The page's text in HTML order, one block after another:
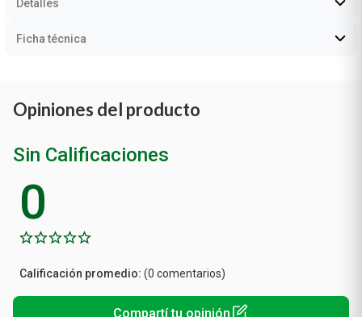
Detalles
Ficha técnica
Opiniones del producto
Sin Calificaciones
0
Calificación
(0 comentarios)